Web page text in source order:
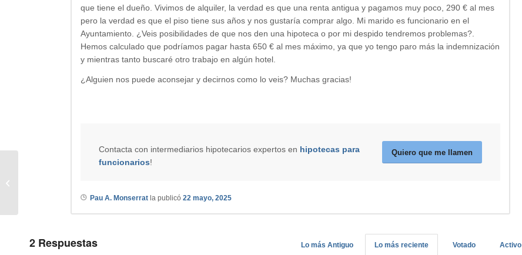
que tiene el dueño. Vivimos de alquiler, la verdad es que una renta antigua y pagamos muy poco, 290 € al mes
pero la verdad es que el piso tiene sus años y nos gustaría comprar algo. Mi marido es funcionario en el
Ayuntamiento. ¿Veis posibilidades de que nos den una hipoteca o por mi despido tendremos problemas?.
Hemos calculado que podríamos pagar hasta 650 € al mes máximo, ya que yo tengo paro más la indemnización
y mientras tanto buscaré otro trabajo en algún hotel.
¿Alguien nos puede aconsejar y decirnos como lo veis? Muchas gracias!
Contacta con intermediarios hipotecarios expertos en hipotecas para
funcionarios!
Quiero que me llamen
Pau A. Monserrat la publicó 22 mayo, 2025
2 Respuestas Activo
Votado
Lo más reciente
Lo más Antiguo